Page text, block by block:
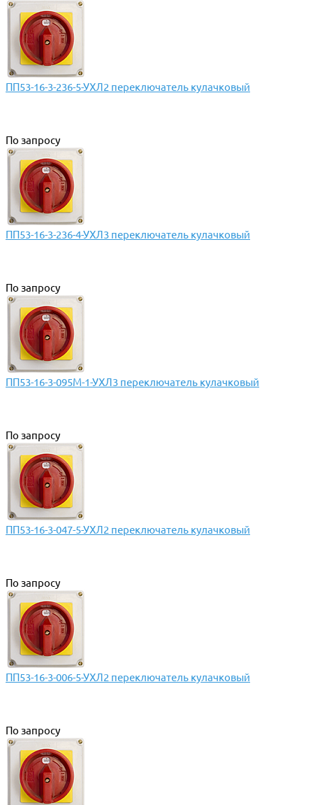
ПП53-16-3-236-5-УХЛ2 переключатель кулачковый
По запросу
ПП53-16-3-236-4-УХЛ3 переключатель кулачковый
По запросу
ПП53-16-3-095М-1-УХЛ3 переключатель кулачковый
По запросу
ПП53-16-3-047-5-УХЛ2 переключатель кулачковый
По запросу
ПП53-16-3-006-5-УХЛ2 переключатель кулачковый
По запросу